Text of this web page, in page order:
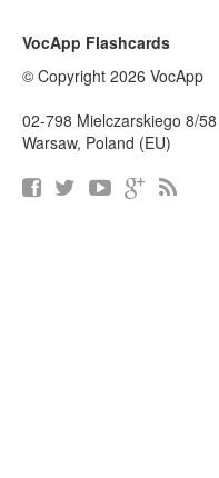
VocApp Flashcards
© Copyright 2026 VocApp
02-798 Mielczarskiego 8/58
Warsaw, Poland (EU)